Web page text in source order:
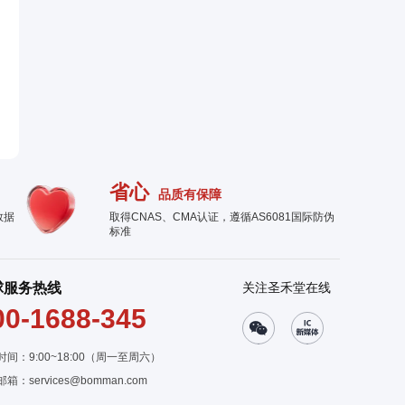
据
省心 品质有保障
取得CNAS、CMA认证，遵循AS6081国际防伪
标准
服务热线
1688-345
间：9:00~18:00（周一至周六）
箱： services@bomman.com
关注圣禾堂在线